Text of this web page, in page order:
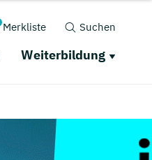
Merkliste Suchen
Weiterbildung